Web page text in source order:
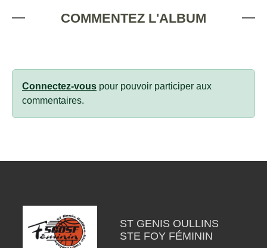
COMMENTEZ L'ALBUM
Connectez-vous pour pouvoir participer aux
commentaires.
ST GENIS OULLINS
STE FOY FÉMININ